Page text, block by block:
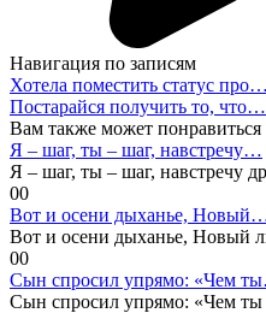
Навигация по записям
Хотела поместить статус про…
Постарайся получить то, что…
Вам также может понравиться
Я – шаг, ты – шаг, навстречу…
Я – шаг, ты – шаг, навстречу
00
Вот и осени дыханье,
Вот и осени дыханье, Новый
00
Сын спросил упрямо: «Чем
Сын спросил упрямо: «Чем ты